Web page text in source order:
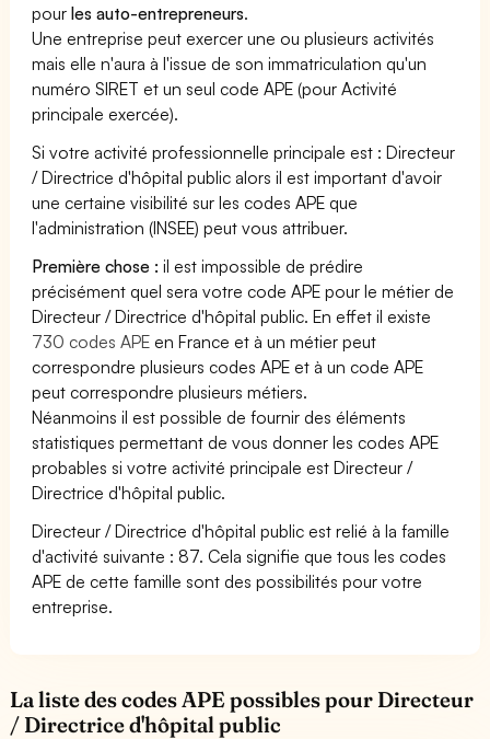
pourles auto-entrepreneurs.
Une entreprise peut exercer une ou plusieurs activités
mais elle n'aura à l'issue de son immatriculation qu'un
numéro SIRET et un seul code APE (pour Activité
principale exercée).
Si votre activité professionnelle principale est : Directeur
/ Directrice d'hôpital public alors il est important d'avoir
une certaine visibilité sur les codes APE que
l'administration (INSEE) peut vous attribuer.
Première chose : il est impossible de prédire
précisément quel sera votre code APE pour le métier de
Directeur / Directrice d'hôpital public. En effet il existe
730 codes APE en France et à un métier peut
correspondre plusieurs codes APE et à un code APE
peut correspondre plusieurs métiers.
Néanmoins il est possible de fournir des éléments
statistiques permettant de vous donner les codes APE
probables si votre activité principale est Directeur /
Directrice d'hôpital public.
Directeur / Directrice d'hôpital public est relié à la famille
d'activité suivante : 87. Cela signifie que tous les codes
APE de cette famille sont des possibilités pour votre
entreprise.
La liste des codes APE possibles pour Directeur
/ Directrice d'hôpital public